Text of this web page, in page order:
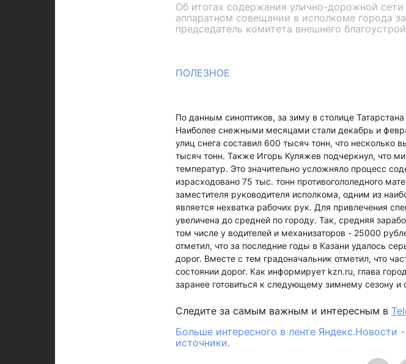
Об итогах содержания улично-дорожной
аппаратном совещании в исполкоме города
председатель комитета внешнего
ПОЛЕЗНОЕ
По данным синоптиков, за зиму в столице
Наиболее снежными месяцами стали декабрь и
улиц снега составил 600 тысяч тонн, что
тысяч тонн. Также Игорь Куляжев подчеркнул, что
температур. Это значительно усложняло процесс
израсходовано 75 тыс. тонн противогололедного
заместителя руководителя исполкома, одним из
является нехватка рабочих рук. Для привлечения
увеличена до средней по городу. Так, средняя
том числе у водителей и механизаторов - 25000
отметил, что за последние годы в Казани удалось
дорог. Вместе с тем градоначальник отметил, что
состоянии дорог. Как информирует kzn.ru, глава
заранее готовиться к следующему зимнему сезону
Следите за самым важным и интересным в
Больше интересного в ленте Яндекс.Новости
источники.